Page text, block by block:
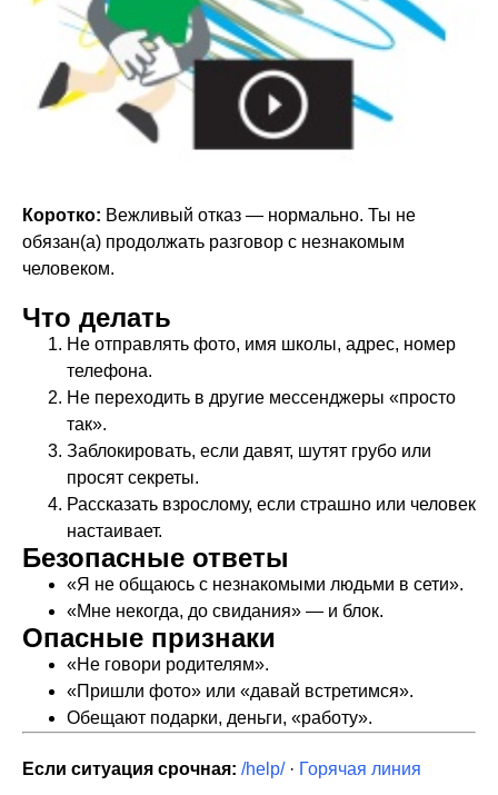
Коротко: Вежливый отказ — нормально. Ты не
обязан(а) продолжать разговор с незнакомым
человеком.
Что делать
Не отправлять фото, имя школы, адрес, номер
телефона.
Не переходить в другие мессенджеры «просто
так».
Заблокировать, если давят, шутят грубо или
просят секреты.
Рассказать взрослому, если страшно или человек
настаивает.
Безопасные ответы
«Я не общаюсь с незнакомыми людьми в сети».
«Мне некогда, до свидания» — и блок.
Опасные признаки
«Не говори родителям».
«Пришли фото» или «давай встретимся».
Обещают подарки, деньги, «работу».
Если ситуация срочная: /help/· Горячая линия